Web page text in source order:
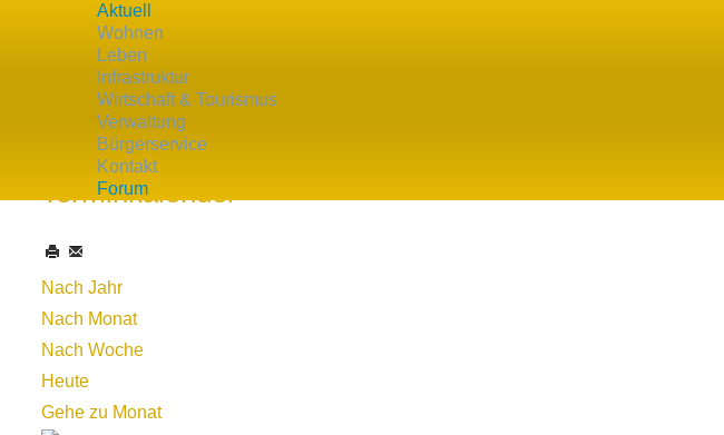
Aktuell
Wohnen
Leben
Infrastruktur
Wirtschaft & Tourismus
Verwaltung
Bürgerservice
Kontakt
Forum
Aktuelle Seite:Startseite
Terminkalender
Nach Jahr
Nach Monat
Nach Woche
Heute
Gehe zu Monat